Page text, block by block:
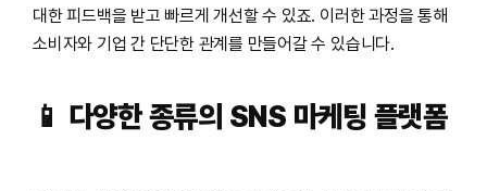
대한 피드백을 받고 빠르게 개선할 수 있죠. 이러한 과정을 통해
소비자와 기업 간 단단한 관계를 만들어갈 수 있습니다.
📱 다양한종류의 SNS 마케팅 플랫폼